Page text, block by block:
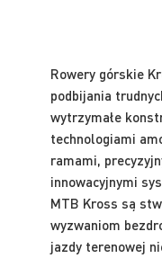
Rowery górskie
podbijania
wytrzymałe
technologiami
ramami,
innowacyjnymi
MTB Kross są
wyzwaniom
jazdy terenowej